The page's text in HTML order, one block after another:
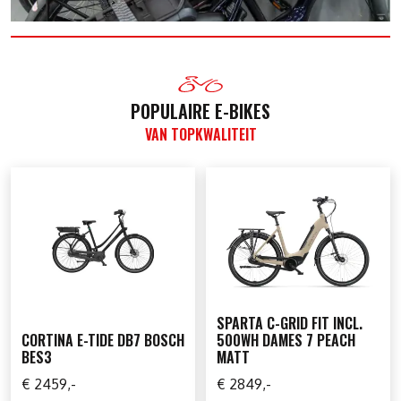
POPULAIRE E-BIKES
VAN TOPKWALITEIT
CORTINA E-TIDE DB7 BOSCH
BES3
€ 2459,-
SPARTA C-GRID FIT INCL.
500WH DAMES 7 PEACH
MATT
€ 2849,-